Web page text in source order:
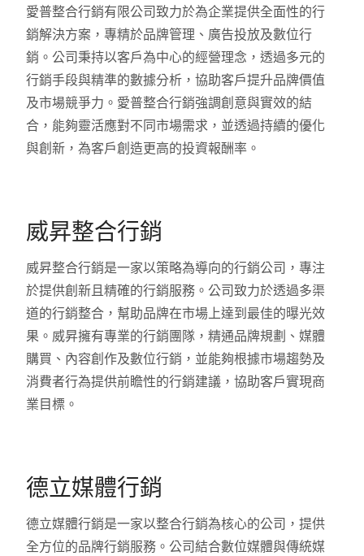
愛普整合行銷有限公司致力於為企業提供全面性的行
銷解決方案，專精於品牌管理、廣告投放及數位行
銷。公司秉持以客戶為中心的經營理念，透過多元的
行銷手段與精準的數據分析，協助客戶提升品牌價值
及市場競爭力。愛普整合行銷強調創意與實效的結
合，能夠靈活應對不同市場需求，並透過持續的優化
與創新，為客戶創造更高的投資報酬率。
威昇整合行銷
威昇整合行銷是一家以策略為導向的行銷公司，專注
於提供創新且精確的行銷服務。公司致力於透過多渠
道的行銷整合，幫助品牌在市場上達到最佳的曝光效
果。威昇擁有專業的行銷團隊，精通品牌規劃、媒體
購買、內容創作及數位行銷，並能夠根據市場趨勢及
消費者行為提供前瞻性的行銷建議，協助客戶實現商
業目標。
德立媒體行銷
德立媒體行銷是一家以整合行銷為核心的公司，提供
全方位的品牌行銷服務。公司結合數位媒體與傳統媒